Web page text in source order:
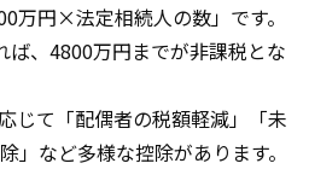
万円×法定相続人の数」です。
ば、4800万円までが非課税とな
じて「配偶者の税額軽減」「未
」など多様な控除があります。